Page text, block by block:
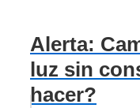
Alerta:
luz sin
hacer?